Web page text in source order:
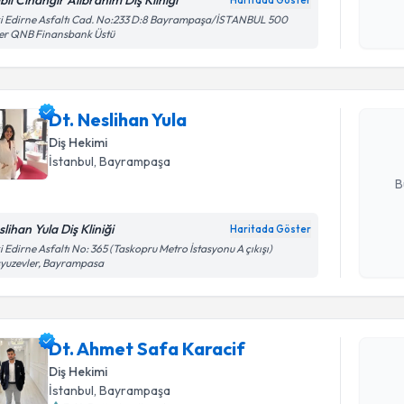
Edirne Asfaltı Cad. No:233 D:8 Bayrampaşa/İSTANBUL 500
QNB Finansbank Üstü
Dt. Neslihan Yula
Diş Hekimi
İstanbul, Bayrampaşa
Yula Diş Kliniği Haritada Göster
Edirne Asfaltı No: 365 (Taskopru Metro İstasyonu A çıkışı)
Bayrampasa
Dt.
uzmandan
Dt. Ahmet Safa Karacif
Diş Hekimi
İstanbul, Bayrampaşa
Randevu
Dt.